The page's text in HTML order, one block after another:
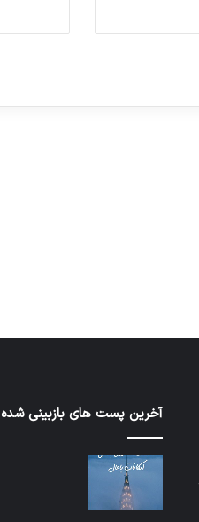
آخرین پست های بازبینی شده
نخستین
کاملا
خودران
نقلیه
اپل